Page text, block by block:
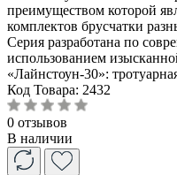
преимуществом которой
комплектов брусчатки
Серия разработана по
использованием
«Лайнстоун-30»:
Код Товара: 2432
0 отзывов
В наличии